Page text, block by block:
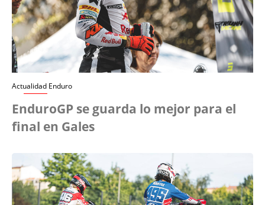
Actualidad Enduro
EnduroGP se guarda lo mejor para el
final en Gales